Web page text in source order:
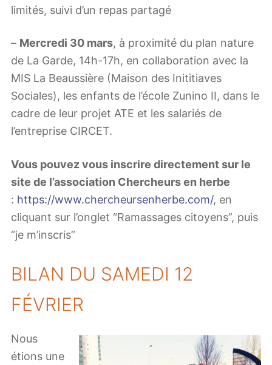
limités, suivi d’un repas partagé
– Mercredi 30 mars, à proximité du plan nature
de La Garde, 14h-17h, en collaboration avec la
MIS La Beaussière (Maison des Inititiaves
Sociales), les enfants de l’école Zunino II, dans le
cadre de leur projet ATE et les salariés de
l’entreprise CIRCET.
Vous pouvez vous inscrire directement sur le
site de l’association Chercheurs en herbe
: https://www.chercheursenherbe.com/, en
cliquant sur l’onglet “Ramassages citoyens”, puis
“je m’inscris”
BILAN DU SAMEDI 12
FÉVRIER
Nous
étions une